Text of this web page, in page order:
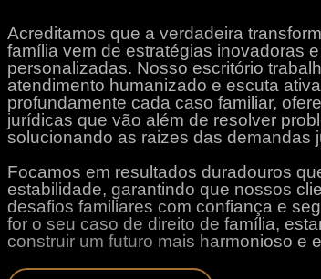
Acreditamos que a verdadeira
família vem de estratégias inovadoras
personalizadas. Nosso escritório
atendimento humanizado e escuta
profundamente cada caso familiar,
jurídicas que vão além de resolver
solucionando as raizes das demandas
Focamos em resultados duradouros
estabilidade, garantindo que nossos
desafios familiares com confiança e
for o seu caso de direito de família,
construir um futuro mais harmonioso e